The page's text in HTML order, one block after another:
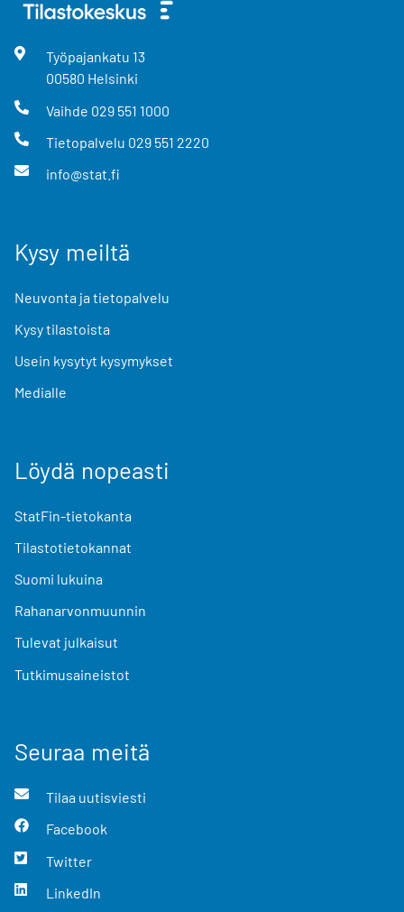
Työpajankatu 13
00580 Helsinki
Vaihde 029 551 1000
Tietopalvelu 029 551 2220
info@stat.fi
Kysy meiltä
Neuvonta ja tietopalvelu
Kysy tilastoista
Usein kysytyt kysymykset
Medialle
Löydä nopeasti
StatFin-tietokanta
Tilastotietokannat
Suomi lukuina
Rahanarvonmuunnin
Tulevat julkaisut
Tutkimusaineistot
Seuraa meitä
Tilaa uutisviesti
Facebook
Twitter
LinkedIn